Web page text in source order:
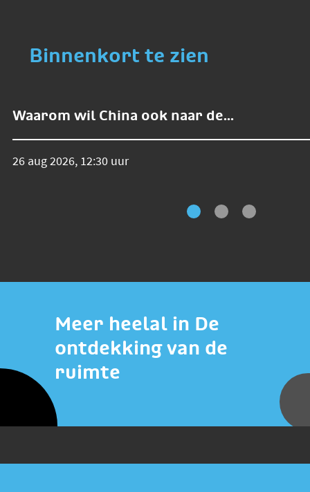
Binnenkort te zien
Waarom wil China ook naar de...
26 aug 2026, 12:30 uur
Meer heelal in De
ontdekking van de
ruimte